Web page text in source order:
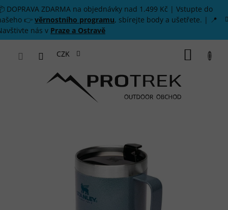
Přejít na obsah
DOPRAVA ZDARMA na objednávky nad 1.499 Kč | Vstupte do
👉 věrnostního programu, sbírejte body a ušetřete. | 📍
nás v Praze a Ostravě
CZK